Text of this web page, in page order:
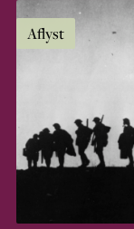
Aflyst